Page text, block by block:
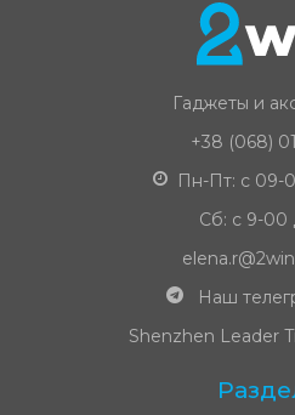
Гаджеты и
+38 (068)
Пн-Пт: с 09-
Сб: с 9-00
Наш
Shenzhen Leader